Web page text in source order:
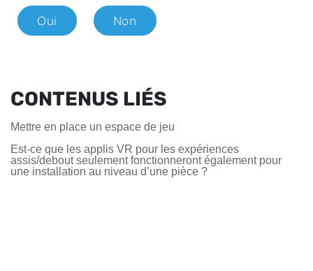
Oui Non
CONTENUS LIÉS
Mettre en place un espace de jeu
Est-ce que les applis VR pour les expériences
assis/debout seulement fonctionneront également pour
une installation au niveau d’une pièce ?